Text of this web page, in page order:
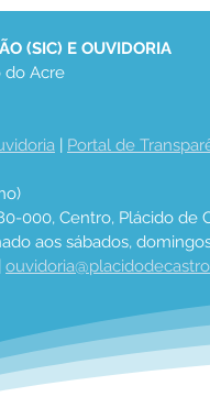
(SIC) E OUVIDORIA
do Acre
| Portal de
000, Centro, Plácido de
aos sábados,